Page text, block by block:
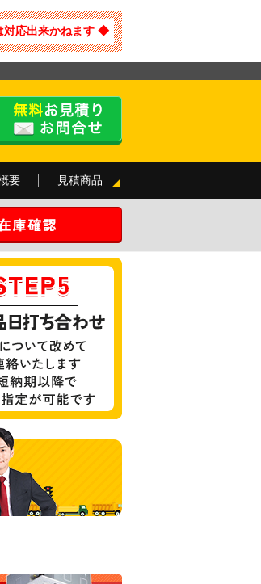
対応出来かねます ◆
要 見積商品